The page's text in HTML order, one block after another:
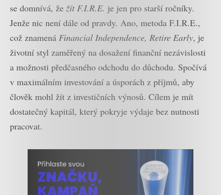
se domnívá, že žít F.I.R.E. je jen pro starší ročníky.
Jenže nic není dále od pravdy. Ano, metoda F.I.R.E.,
což znamená Financial Independence, Retire Early, je
životní styl zaměřený na dosažení finanční nezávislosti
a možnosti předčasného odchodu do důchodu. Spočívá
v maximálním investování a úsporách z příjmů, aby
člověk mohl žít z investičních výnosů. Cílem je mít
dostatečný kapitál, který pokryje výdaje bez nutnosti
pracovat.